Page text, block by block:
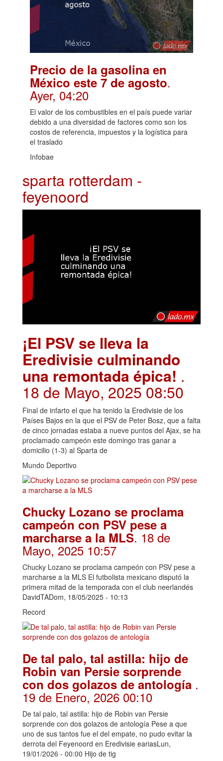
Precio de la gasolina en
México este 7 de agosto.
Ayer, 04:20
El valor de los combustibles en el país puede variar
debido a una diversidad de factores como son los
costos de referencia, impuestos y la logística para
el traslado
Infobae
sparta rotterdam -
feyenoord
¡El PSV se lleva la
Eredivisie culminando
una remontada épica! .
18 de Mayo, 2025 08:50
Final de infarto el que ha tenido la Eredivisie de los
Países Bajos en la que el PSV de Peter Bosz, que a falta
de cinco jornadas estaba a nueve puntos del Ajax, se ha
proclamado campeón este domingo tras ganar a
domicilio (1-3) al Sparta de
Mundo Deportivo
Chucky Lozano se proclama
campeón con PSV pese a
marcharse a la MLS. 18 de
Mayo, 2025 10:57
Chucky Lozano se proclama campeón con PSV pese a
marcharse a la MLS El futbolista mexicano disputó la
primera mitad de la temporada con el club neerlandés
DavidTADom, 18/05/2025 - 10:13
Record
De tal palo, tal astilla: hijo de
Robin van Persie sorprende
con dos golazos de antología .
19 de Enero, 2026 00:10
De tal palo, tal astilla: hijo de Robin van Persie
sorprende con dos golazos de antología Pese a que
uno de sus tantos fue el del empate, no pudo evitar la
derrota del Feyenoord en Eredivisie eariasLun,
19/01/2026 - 00:00 Hijo de tig